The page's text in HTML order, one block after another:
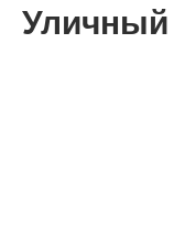
Уличный